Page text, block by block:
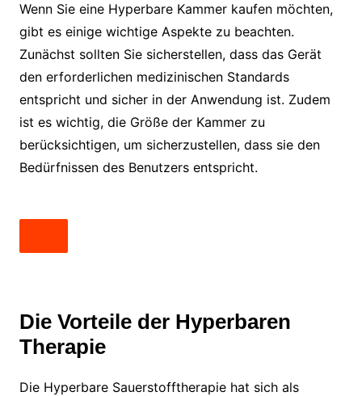
Wenn Sie eine Hyperbare Kammer kaufen möchten,
gibt es einige wichtige Aspekte zu beachten.
Zunächst sollten Sie sicherstellen, dass das Gerät
den erforderlichen medizinischen Standards
entspricht und sicher in der Anwendung ist. Zudem
ist es wichtig, die Größe der Kammer zu
berücksichtigen, um sicherzustellen, dass sie den
Bedürfnissen des Benutzers entspricht.
Die Vorteile der Hyperbaren
Therapie
Die Hyperbare Sauerstofftherapie hat sich als